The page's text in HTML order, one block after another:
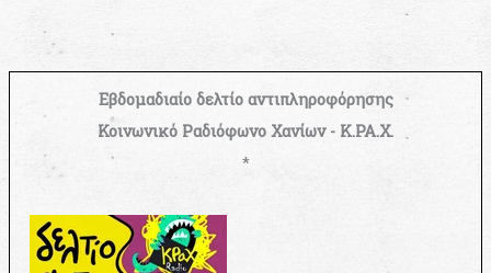
Εβδομαδιαίο δελτίο αντιπληροφόρησης
Κοινωνικό Ραδιόφωνο Χανίων - Κ.ΡΑ.Χ.
*